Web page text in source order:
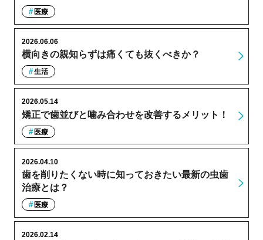
医療
横向きの親知らずは痛くても抜くべきか？
2026.06.06
生活
矯正で歯並びと噛み合わせを改善するメリット！
2026.05.14
医療
歯を削りたくない時に知っておきたい最新の虫歯
治療とは？
2026.04.10
医療
2026.02.14